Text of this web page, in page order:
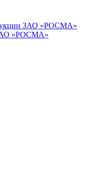
ЗАО «РОСМА»
«РОСМА»